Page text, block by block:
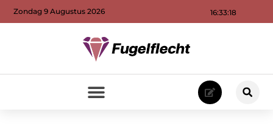
16:33:19
Zondag 9 Augustus 2026